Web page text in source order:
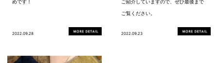
めです！
2022.09.28
ご紹介していますので、ぜひ最後まで
ご覧ください。
2022.09.23